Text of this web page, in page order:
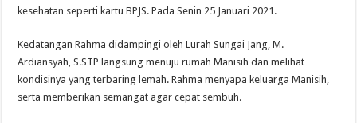
kesehatan seperti kartu BPJS. Pada Senin 25 Januari 2021.
Kedatangan Rahma didampingi oleh Lurah Sungai Jang, M.
Ardiansyah, S.STP langsung menuju rumah Manisih dan melihat
kondisinya yang terbaring lemah. Rahma menyapa keluarga Manisih,
serta memberikan semangat agar cepat sembuh.